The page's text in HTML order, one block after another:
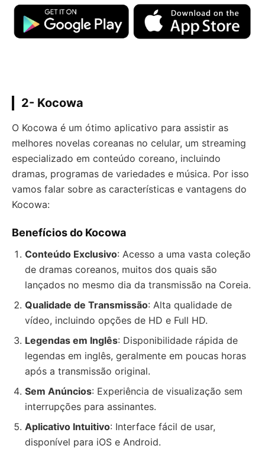
2- Kocowa
O Kocowa é um ótimo aplicativo para assistir as
melhores novelas coreanas no celular, um streaming
especializado em conteúdo coreano, incluindo
dramas, programas de variedades e música. Por isso
vamos falar sobre as características e vantagens do
Kocowa:
Benefícios do Kocowa
Conteúdo Exclusivo: Acesso a uma vasta coleção
de dramas coreanos, muitos dos quais são
lançados no mesmo dia da transmissão na Coreia.
Qualidade de Transmissão: Alta qualidade de
vídeo, incluindo opções de HD e Full HD.
Legendas em Inglês: Disponibilidade rápida de
legendas em inglês, geralmente em poucas horas
após a transmissão original.
Sem Anúncios: Experiência de visualização sem
interrupções para assinantes.
Aplicativo Intuitivo: Interface fácil de usar,
disponível para iOS e Android.